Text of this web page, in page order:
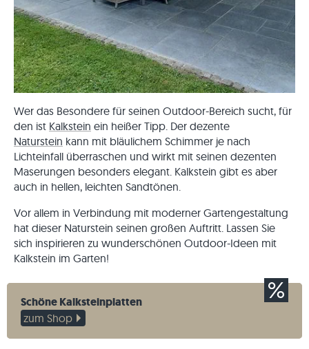
Wer das Besondere für seinen Outdoor-Bereich sucht, für
den ist Kalkstein ein heißer Tipp. Der dezente
Naturstein kann mit bläulichem Schimmer je nach
Lichteinfall überraschen und wirkt mit seinen dezenten
Maserungen besonders elegant. Kalkstein gibt es aber
auch in hellen, leichten Sandtönen.
Vor allem in Verbindung mit moderner Gartengestaltung
hat dieser Naturstein seinen großen Auftritt. Lassen Sie
sich inspirieren zu wunderschönen Outdoor-Ideen mit
Kalkstein im Garten!
Schöne Kalksteinplatten
zum Shop